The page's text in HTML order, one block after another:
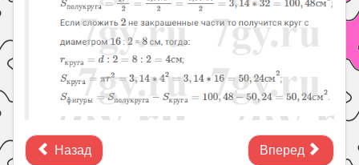
Назад Вперед